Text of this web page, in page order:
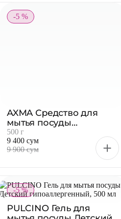
-5 %
AXMA Средство для
мытья посуды
Strawberry, 500 г
500 г
9 400 сум
9 900 сум
-5 %